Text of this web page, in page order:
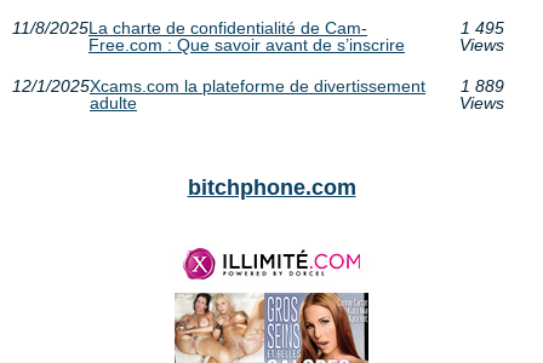
11/8/2025La charte de confidentialité de Cam-
Free.com : Que savoir avant de s’inscrire
1 495
Views
12/1/2025Xcams.com la plateforme de divertissement
adulte
1 889
Views
bitchphone.com